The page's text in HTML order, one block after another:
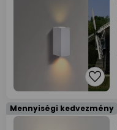
Mennyiségi kedvezmény